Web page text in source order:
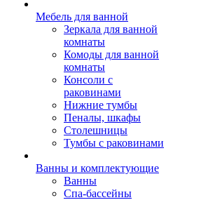
Мебель для ванной
Зеркала для ванной
комнаты
Комоды для ванной
комнаты
Консоли с
раковинами
Нижние тумбы
Пеналы, шкафы
Столешницы
Тумбы с раковинами
Ванны и комплектующие
Ванны
Спа-бассейны